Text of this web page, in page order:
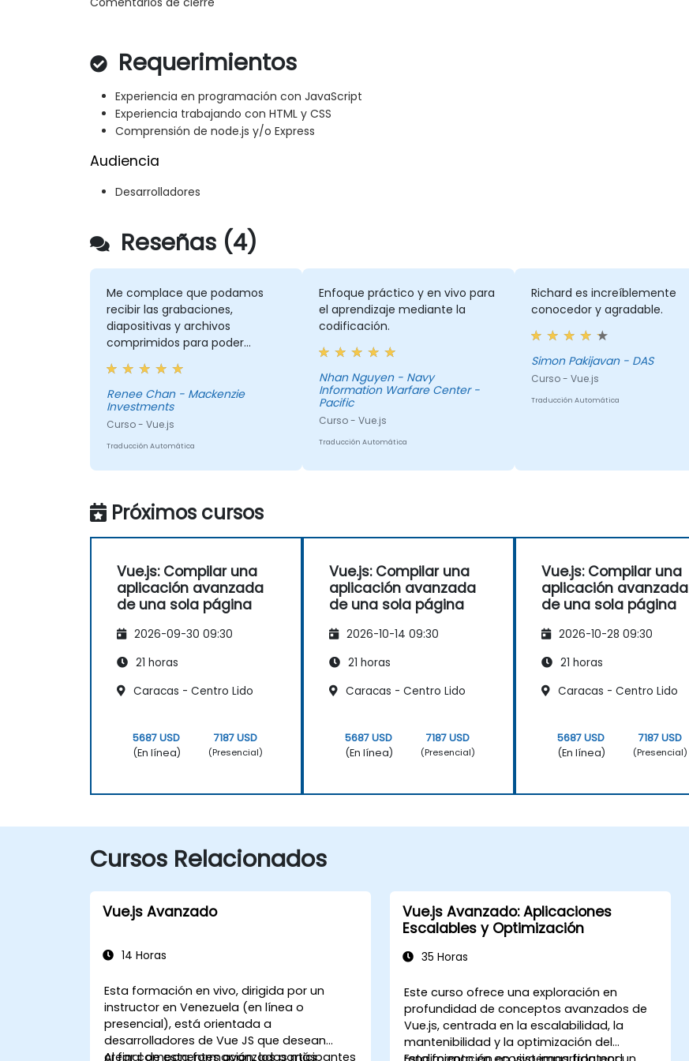
Requerimientos
Experiencia en programación con JavaScript
Experiencia trabajando con HTML y CSS
Comprensión de node.js y/o Express
Audiencia
Desarrolladores
Reseñas (4)
Me complace que podamos
recibir las grabaciones,
diapositivas y archivos
comprimidos para poder
consultarlos cuando sea
necesario. David explicó los
conceptos de manera clara y
pudo responder a nuestras
preguntas. Era muy conocedor
del tema.
Renee Chan - Mackenzie
Investments
Curso - Vue.js
Traducción Automática
Enfoque práctico y en vivo para
el aprendizaje mediante la
codificación.
Nhan Nguyen - Navy
Information Warfare Center -
Pacific
Curso - Vue.js
Traducción Automática
Richard es increíblemente
conocedor y agradable.
Simon Pakijavan - DAS
Curso - Vue.js
Traducción Automática
Próximos cursos
Vue.js: Compilar una
aplicación avanzada
de una sola página
2026-09-30 09:30
21 horas
Caracas - Centro Lido
5687 USD
(En línea)
7187 USD
(Presencial)
Vue.js: Compilar una
aplicación avanzada
de una sola página
2026-10-14 09:30
21 horas
Caracas - Centro Lido
5687 USD
(En línea)
7187 USD
(Presencial)
Vue.js: Compilar una
aplicación avanzada
de una sola página
2026-10-28 09:30
21 horas
Caracas - Centro Lido
5687 USD
(En línea)
7187 USD
(Presencial)
Cursos Relacionados
Vue.js Avanzado
14 Horas
Esta formación en vivo, dirigida por un
instructor en Venezuela (en línea o
presencial), está orientada a
desarrolladores de Vue JS que desean
crear componentes avanzados más
Al final de esta formación, los participantes
Vue.js Avanzado: Aplicaciones
Escalables y Optimización
35 Horas
Este curso ofrece una exploración en
profundidad de conceptos avanzados de
Vue.js, centrada en la escalabilidad, la
mantenibilidad y la optimización del